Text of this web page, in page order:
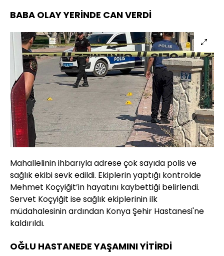
BABA OLAY YERİNDE CAN VERDİ
Mahallelinin ihbarıyla adrese çok sayıda polis ve
sağlık ekibi sevk edildi. Ekiplerin yaptığı kontrolde
Mehmet Koçyiğit’in hayatını kaybettiği belirlendi.
Servet Koçyiğit ise sağlık ekiplerinin ilk
müdahalesinin ardından Konya Şehir Hastanesi'ne
kaldırıldı.
OĞLU HASTANEDE YAŞAMINI YİTİRDİ